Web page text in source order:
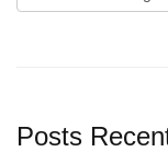
Posts